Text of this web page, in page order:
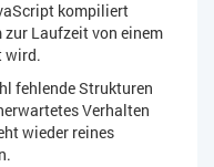
kompiliert
Laufzeit von einem
wird.
fehlende Strukturen
Verhalten
wieder reines